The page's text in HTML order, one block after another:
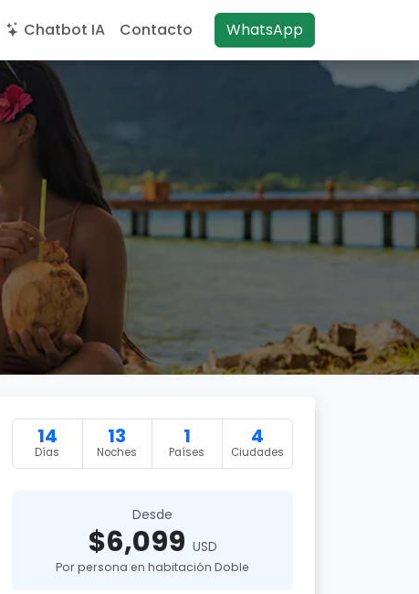
Chatbot IA Contacto WhatsApp
14
Días
13
Noches
1
Países
4
Ciudades
Desde
$6,099 USD
Por persona en habitación Doble